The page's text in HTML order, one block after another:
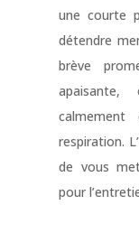
une courte
détendre
brève
respiration.
de vous
pour